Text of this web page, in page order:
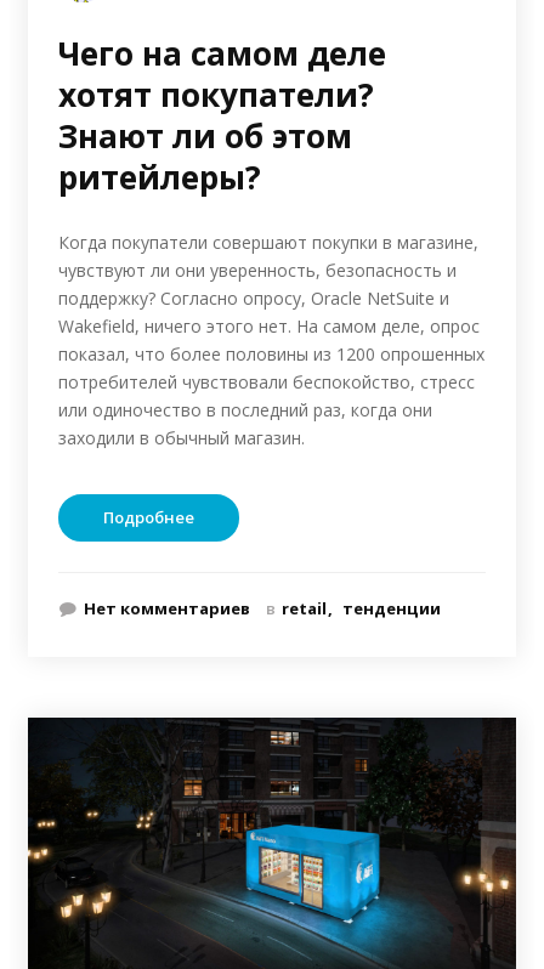
Чего на самом деле
хотят покупатели?
Знают ли об этом
ритейлеры?
Когда покупатели совершают покупки в магазине,
чувствуют ли они уверенность, безопасность и
поддержку? Согласно опросу, Oracle NetSuite и
Wakefield, ничего этого нет. На самом деле, опрос
показал, что более половины из 1200 опрошенных
потребителей чувствовали беспокойство, стресс
или одиночество в последний раз, когда они
заходили в обычный магазин.
Подробнее
Нет комментариев в retail тенденции